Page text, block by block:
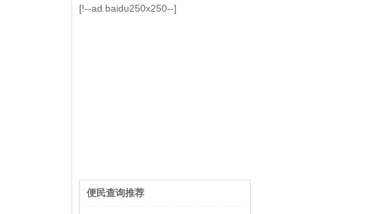
[!--ad.baidu250x250--]
便民查询推荐